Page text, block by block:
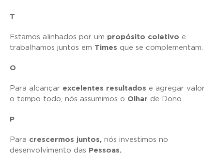
T
Estamos alinhados por um propósito coletivo e
trabalhamos juntos em Times que se complementam.
O
Para alcançar excelentes resultados e agregar valor
o tempo todo, nós assumimos o Olhar de Dono.
P
Para crescermos juntos, nós investimos no
desenvolvimento das
Pessoas.